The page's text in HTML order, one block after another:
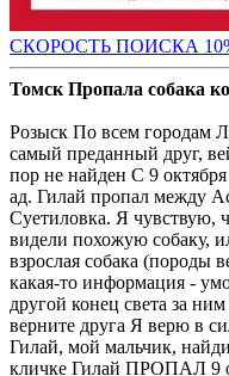
СКОРОСТЬ ПОИСКА
Томск Пропала собака
Розыск По всем городам
самый преданный друг,
пор не найден С 9
ад. Гилай пропал между
Суетиловка. Я чувствую,
видели похожую собаку,
взрослая собака (породы
какая-то информация -
другой конец света за
верните друга Я верю в
Гилай, мой мальчик,
кличке Гилай ПРОПАЛ 9